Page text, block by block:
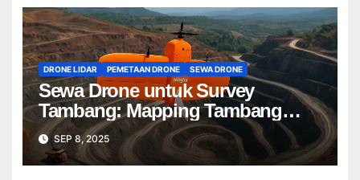
DRONE LIDAR PEMETAAN DRONE SEWA DRONE
Sewa Drone untuk Survey
Tambang: Mapping Tambang
Profesional Lebih Cepat & Akurat
SEP 8, 2025